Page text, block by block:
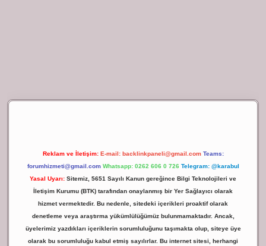
Reklam ve İletişim: E-mail: backlinkpaneli@gmail.com Teams:
forumhizmeti@gmail.com Whatsapp: 0262 606 0 726 Telegram: @karabul
Yasal Uyarı: Sitemiz, 5651 Sayılı Kanun gereğince Bilgi Teknolojileri ve
İletişim Kurumu (BTK) tarafından onaylanmış bir Yer Sağlayıcı olarak
hizmet vermektedir. Bu nedenle, sitedeki içerikleri proaktif olarak
denetleme veya araştırma yükümlülüğümüz bulunmamaktadır. Ancak,
üyelerimiz yazdıkları içeriklerin sorumluluğunu taşımakta olup, siteye üye
olarak bu sorumluluğu kabul etmiş sayılırlar. Bu internet sitesi, herhangi